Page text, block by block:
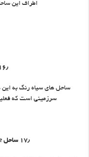
اطراف این
۱۶٫ ساحل Vik ایسلند
ساحل های سیاه رنگ به این
سرزمینی است که
۱۷٫ ساحل Cave(غار) ، Algarve پرتقال